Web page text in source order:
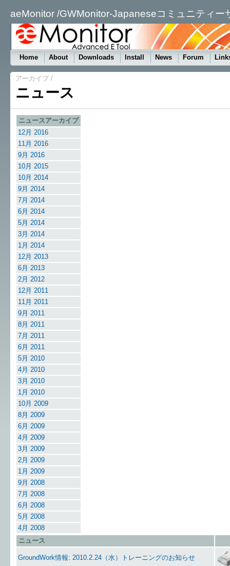
aeMonitor /GWMonitor-Japaneseコミュニティー
Home About Downloads Install News Forum
アーカイブ/
ニュース
ニュースアーカイブ
12月 2016
11月 2016
9月 2016
10月 2015
10月 2014
9月 2014
7月 2014
6月 2014
5月 2014
3月 2014
1月 2014
12月 2013
6月 2013
2月 2012
12月 2011
11月 2011
9月 2011
8月 2011
7月 2011
6月 2011
5月 2010
4月 2010
3月 2010
1月 2010
10月 2009
8月 2009
6月 2009
4月 2009
3月 2009
2月 2009
1月 2009
9月 2008
7月 2008
6月 2008
5月 2008
4月 2008
ニュース
GroundWork情報: 2010.2.24（水）トレーニングのお知らせ